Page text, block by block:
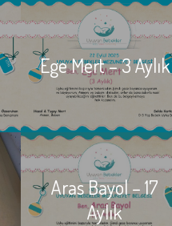
Ege Mert – 3 Aylık
Aras Bayol – 17
Aylık